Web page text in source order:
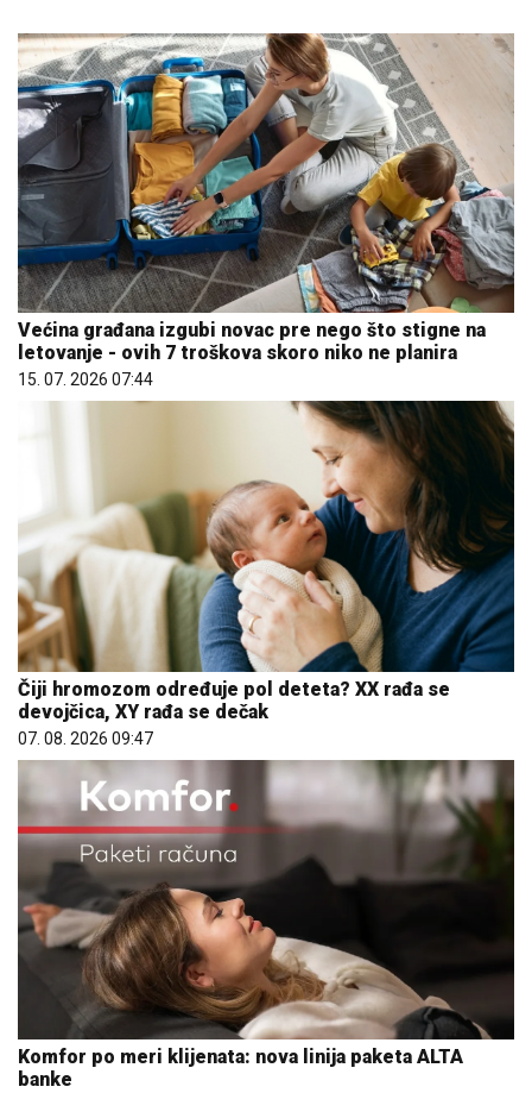
Većina građana izgubi novac pre nego što stigne na
letovanje - ovih 7 troškova skoro niko ne planira
15. 07. 2026 07:44
Čiji hromozom određuje pol deteta? XX rađa se
devojčica, XY rađa se dečak
07. 08. 2026 09:47
Komfor po meri klijenata: nova linija paketa ALTA
banke